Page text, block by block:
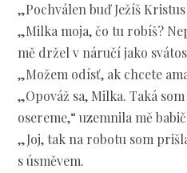
„Pochválen buď Ježíš
„Milka moja, čo tu robíš?
mě držel v náručí jako
„Možem odísť, ak chcete
„Opováž sa, Milka. Taká
osereme,“ uzemnila mě
„Joj, tak na robotu som
s úsměvem.